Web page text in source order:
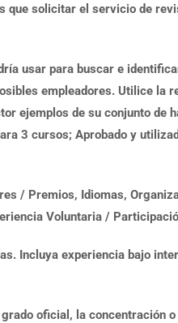
que solicitar el servicio de
usar para buscar e
empleadores. Utilice la
ejemplos de su conjunto de
3 cursos; Aprobado y
/ Premios, Idiomas,
Voluntaria /
Incluya experiencia bajo
oficial, la concentración